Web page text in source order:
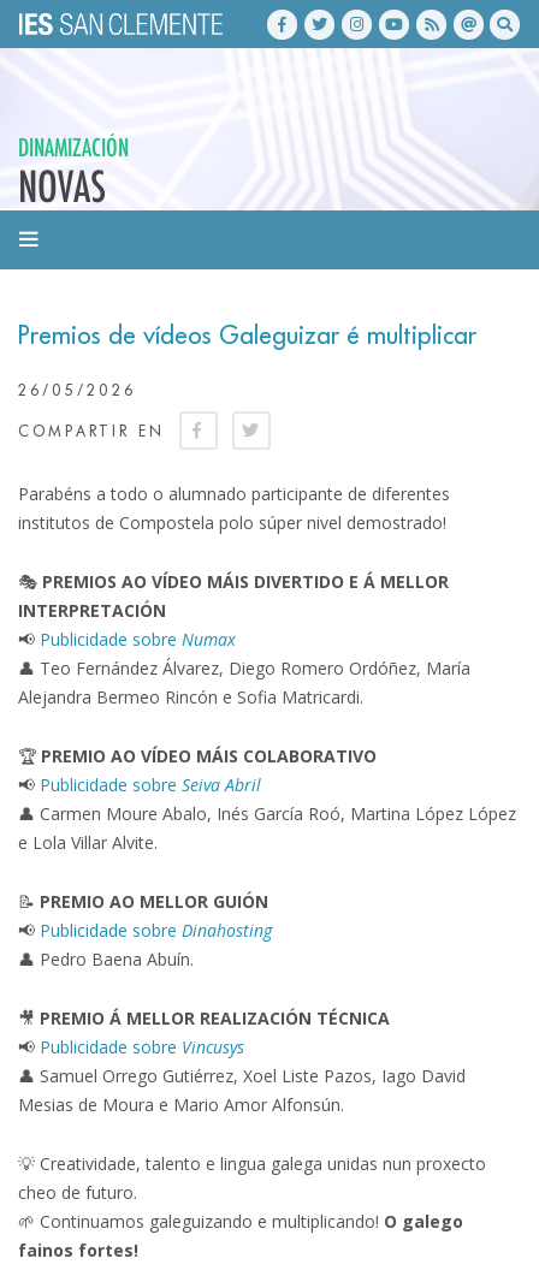
DINAMIZACIÓN
NOVAS
Premios de vídeos Galeguizar é multiplicar
26/05/2026
COMPARTIR EN
Parabéns a todo o alumnado participante de diferentes
institutos de Compostela polo súper nivel demostrado!
🎭 PREMIOS AO VÍDEO MÁIS DIVERTIDO E Á MELLOR
INTERPRETACIÓN
📢 Publicidade sobre Numax
👤 Teo Fernández Álvarez, Diego Romero Ordóñez, María
Alejandra Bermeo Rincón e Sofia Matricardi.
🏆 PREMIO AO VÍDEO MÁIS COLABORATIVO
📢 Publicidade sobre Seiva Abril
👤 Carmen Moure Abalo, Inés García Roó, Martina López López
e Lola Villar Alvite.
📝 PREMIO AO MELLOR GUIÓN
📢 Publicidade sobre Dinahosting
👤 Pedro Baena Abuín.
🎥 PREMIO Á MELLOR REALIZACIÓN TÉCNICA
📢 Publicidade sobre Vincusys
👤 Samuel Orrego Gutiérrez, Xoel Liste Pazos, Iago David
Mesias de Moura e Mario Amor Alfonsún.
💡 Creatividade, talento e lingua galega unidas nun proxecto
cheo de futuro.
🌱 Continuamos galeguizando e multiplicando! O galego
fainos fortes!